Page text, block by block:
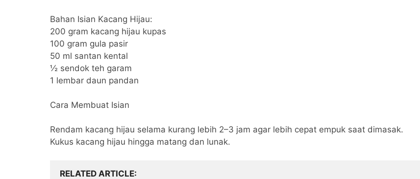
Bahan Isian Kacang Hijau:
200 gram kacang hijau kupas
100 gram gula pasir
50 ml santan kental
½ sendok teh garam
1 lembar daun pandan
Cara Membuat Isian
Rendam kacang hijau selama kurang lebih 2–3 jam agar lebih cepat empuk saat dimasak.
Kukus kacang hijau hingga matang dan lunak.
RELATED ARTICLE